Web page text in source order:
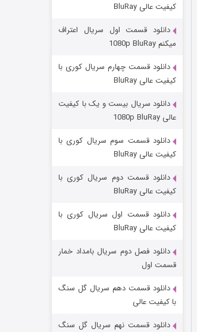
عملیات آپارتمان
مردگان متحرک: شهر مرده ۳
قسمت ۲ (زیرنویس) منتشر شد
کیفیت عالی BluRay
دانلود قسمت اول سریال اعتراف
میکنم 1080p BluRay
دانلود قسمت چهارم سریال کوری با
کیفیت عالی BluRay
دانلود سریال بیست و یک با کیفیت
عالی 1080p BluRay
دانلود قسمت سوم سریال کوری با
کیفیت عالی BluRay
دانلود قسمت دوم سریال کوری با
کیفیت عالی BluRay
دانلود قسمت اول سریال کوری با
کیفیت عالی BluRay
دانلود فصل دوم سریال بامداد خمار
قسمت اول
دانلود قسمت دهم سریال گل سنگ
با کیفیت عالی
دانلود قسمت نهم سریال گل سنگ